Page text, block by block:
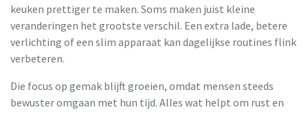
keuken prettiger te maken. Soms maken juist kleine
veranderingen het grootste verschil. Een extra lade, betere
verlichting of een slim apparaat kan dagelijkse routines flink
verbeteren.
Die focus op gemak blijft groeien, omdat mensen steeds
bewuster omgaan met hun tijd. Alles wat helpt om rust en